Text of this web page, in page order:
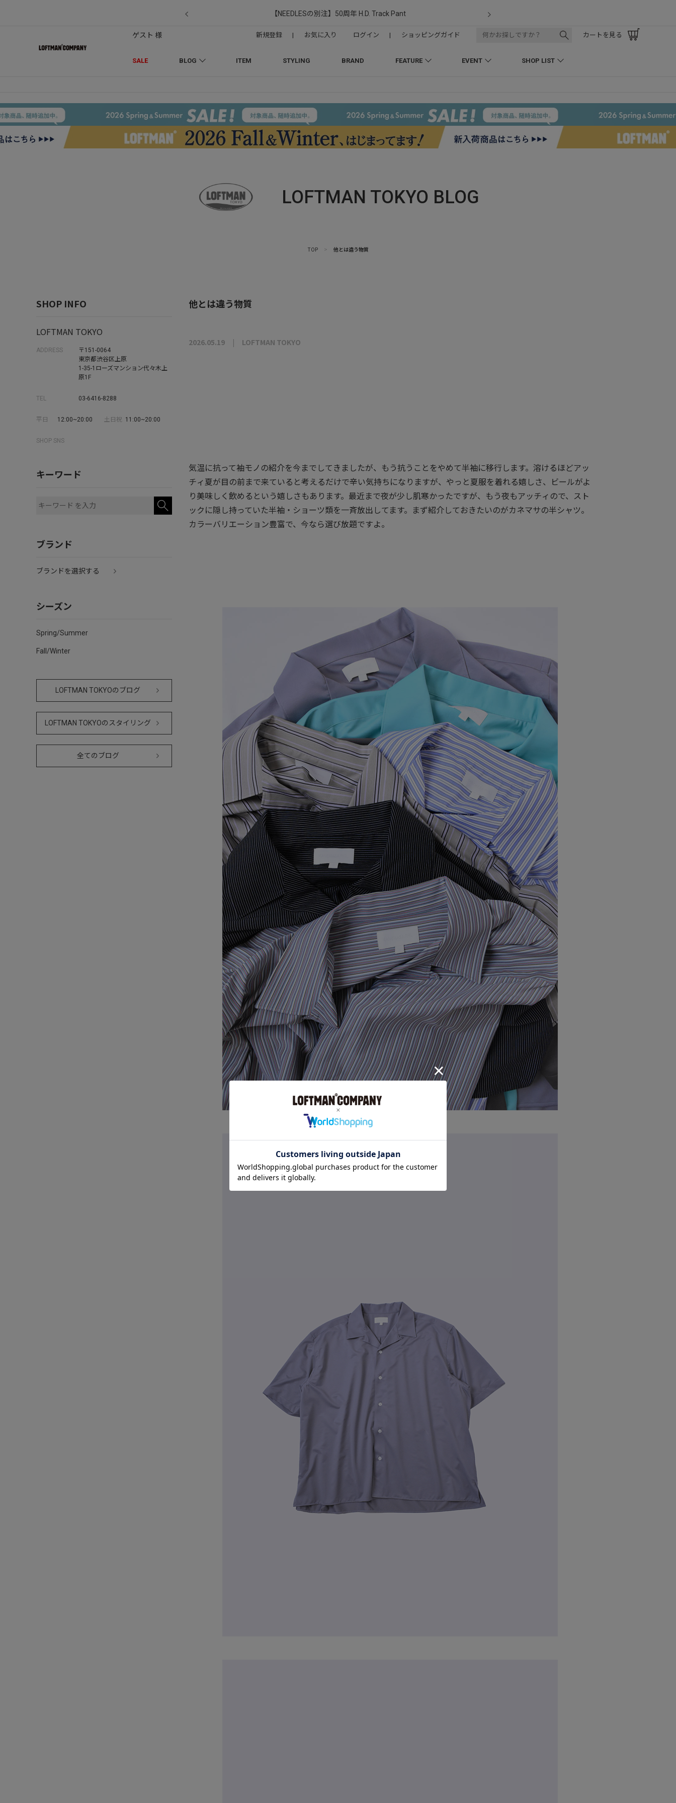
【NEEDLESの別注】50周年 H.D. Track Pant
SALE BLOG ITEM STYLING BRAND FEATURE EVENT SHOP LIST
ゲスト 様 新規登録 | お気に入り ログイン | ショッピングガイド カートを見る
LOFTMAN TOKYO BLOG
TOP > 他とは違う物質
SHOP INFO
LOFTMAN TOKYO
ADDRESS
〒151-0064
東京都渋谷区上原
1-35-1ローズマンション代々木上
原1F
TEL 03-6416-8288
平日 12:00~20:00 土日祝 11:00~20:00
SHOP SNS
キーワード
ブランド
ブランドを選択する
シーズン
Spring/Summer
Fall/Winter
LOFTMAN TOKYOのブログ
LOFTMAN TOKYOのスタイリング
全てのブログ
他とは違う物質
2026.05.19 LOFTMAN TOKYO
気温に抗って袖モノの紹介を今までしてきましたが、もう抗うことをやめて半袖に移行します。溶けるほどアッ
チィ夏が目の前まで来ていると考えるだけで辛い気持ちになりますが、やっと夏服を着れる嬉しさ、ビールがよ
り美味しく飲めるという嬉しさもあります。最近まで夜が少し肌寒かったですが、もう夜もアッチィので、スト
ックに隠し持っていた半袖・ショーツ類を一斉放出してます。まず紹介しておきたいのがカネマサの半シャツ。
カラーバリエーション豊富で、今なら選び放題ですよ。